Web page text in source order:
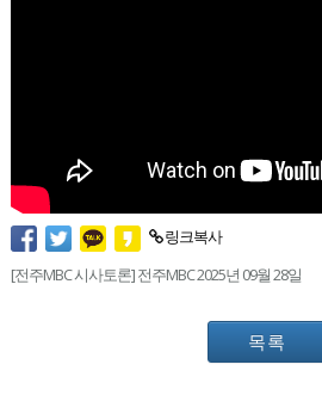
링크복사
[전주MBC 시사토론] 전주MBC 2025년 09월 28일
목록